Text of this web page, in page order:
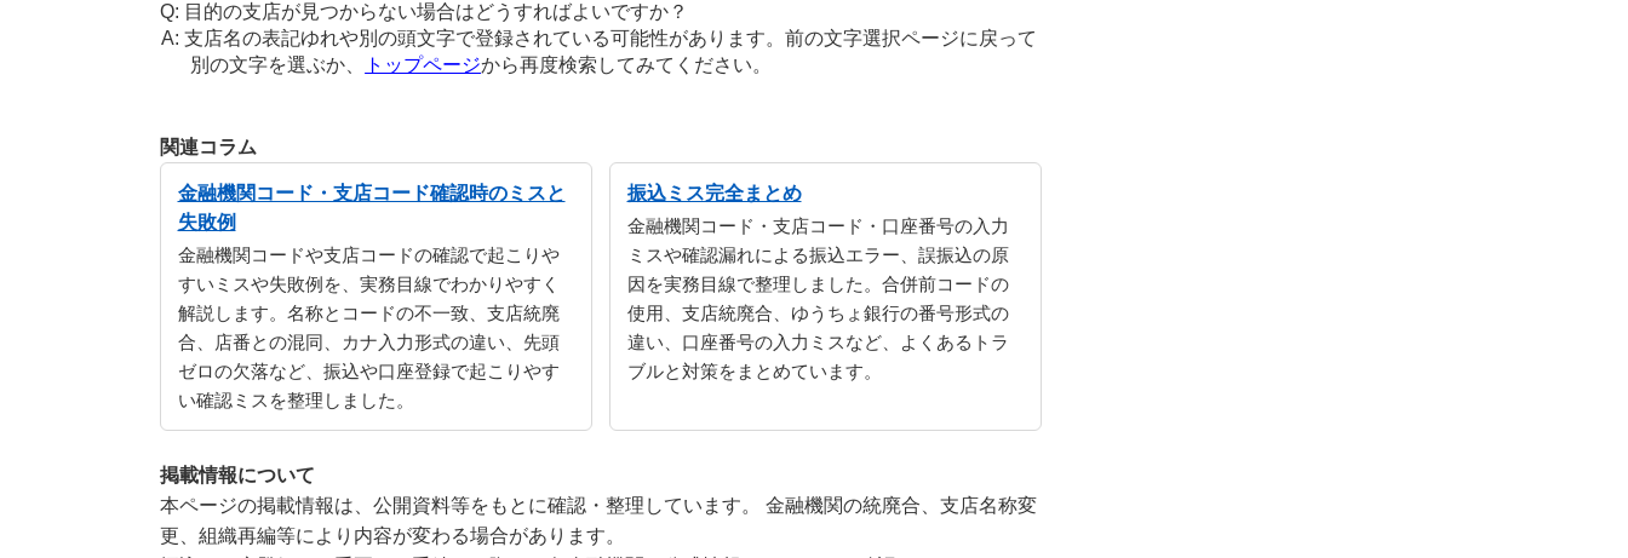
目的の支店が見つからない場合はどうすればよいですか？
支店名の表記ゆれや別の頭文字で登録されている可能性があります。前の文字選択ページに戻って
別の文字を選ぶか、
トップページから再度検索してみてください。
関連コラム
金融機関コード・支店コード確認時のミスと
失敗例
金融機関コードや支店コードの確認で起こりや
すいミスや失敗例を、実務目線でわかりやすく
解説します。名称とコードの不一致、支店統廃
合、店番との混同、カナ入力形式の違い、先頭
ゼロの欠落など、振込や口座登録で起こりやす
い確認ミスを整理しました。
振込ミス完全まとめ
金融機関コード・支店コード・口座番号の入力
ミスや確認漏れによる振込エラー、誤振込の原
因を実務目線で整理しました。合併前コードの
使用、支店統廃合、ゆうちょ銀行の番号形式の
違い、口座番号の入力ミスなど、よくあるトラ
ブルと対策をまとめています。
掲載情報について
本ページの掲載情報は、公開資料等をもとに確認・整理しています。 金融機関の統廃合、支店名称変
更、組織再編等により内容が変わる場合があります。